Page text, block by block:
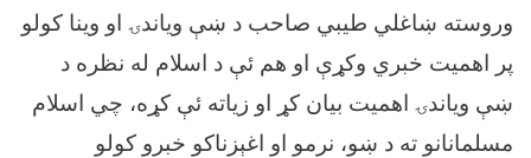
وروسته ښاغلي طیبي صاحب د ښې ویاندۍ او وینا کولو
پر اهمیت خبري وکړې او هم ئې د اسلام له نظره د
ښې ویاندۍ اهمیت بیان کړ او زیاته ئې کړه، چي اسلام
مسلمانانو ته د ښو، نرمو او اغېزناکو خبرو کولو